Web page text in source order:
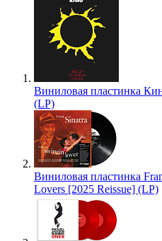
Виниловая пластинка
(LP)
Виниловая пластинка
Lovers [2025 Reissue] (LP)